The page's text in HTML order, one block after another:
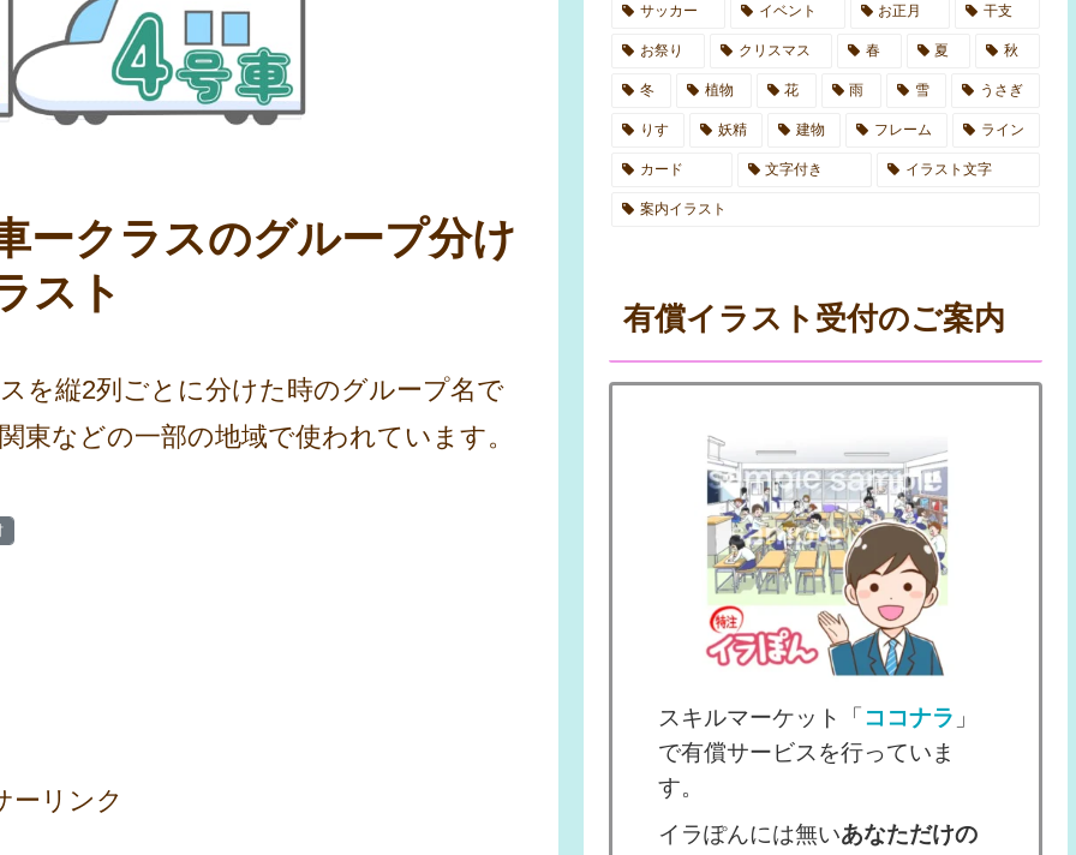
ークラスのグループ分け
スト
を縦2列ごとに分けた時のグループ名で
東などの一部の地域で使われています。
ーリンク
サッカー イベント お正月 干支
お祭り クリスマス 春 夏 秋
冬 植物 花 雨 雪 うさぎ
りす 妖精 建物 フレーム ライン
カード 文字付き イラスト文字
案内イラスト
有償イラスト受付のご案内
スキルマーケット「 ココナラ 」
で有償サービスを行っていま
す。
イラぽんには無いあなただけの